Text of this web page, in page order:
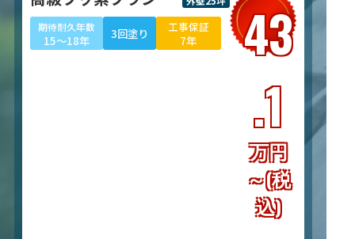
期待耐久年数
15～18年 3回塗り 工事保証
7年
43
.1
万円
～(税
込)